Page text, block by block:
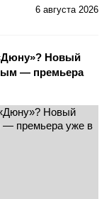
6 августа 2026
Новый
— премьера